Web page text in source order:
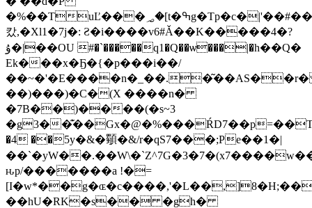
�%��TuĽ���؃�[t�ߒg�Tp�c�|'��#��Q�
캈,�Xl1�7j�: Ƨ�i����v6#Ǎ��K�����4�?
ۇ�|��OU #�`�����q1�Q��ѡ���|�h��Q�
Ek���x�Ҕ�{�p���i��/
��)���)�C�(X ����n�
�7B��)����(�s~3
�g3�
�4 ��5y�&�䫳�&/r�qS7���;Pe��1�|
ԋp/�������a !�=
��hU�RK�s�� �gh�